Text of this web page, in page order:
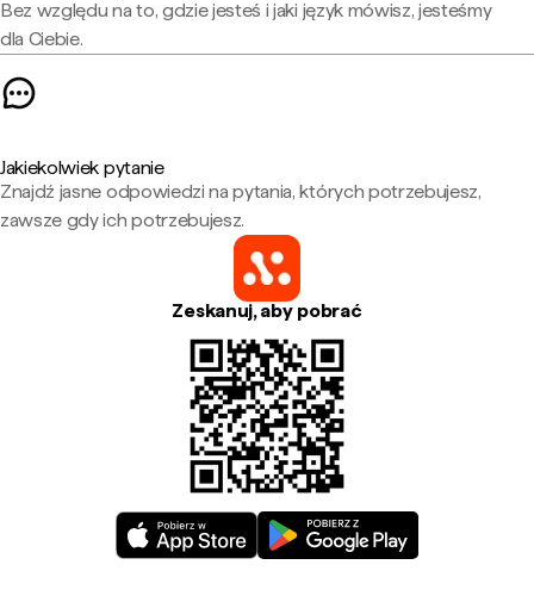
Bez względu na to, gdzie jesteś i jaki język mówisz, jesteśmy
dla Ciebie.
Jakiekolwiek pytanie
Znajdź jasne odpowiedzi na pytania, których potrzebujesz,
zawsze gdy ich potrzebujesz.
Zeskanuj, aby pobrać